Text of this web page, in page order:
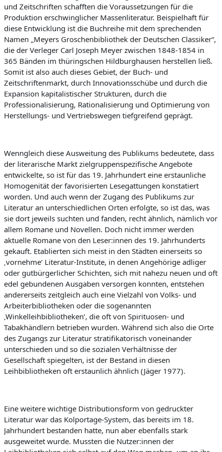
und Zeitschriften schafften die Voraussetzungen für die
Produktion erschwinglicher Massenliteratur. Beispielhaft für
diese Entwicklung ist die Buchreihe mit dem sprechenden
Namen „Meyers Groschenbibliothek der Deutschen Classiker“,
die der Verleger Carl Joseph Meyer zwischen 1848-1854 in
365 Bänden im thüringschen Hildburghausen herstellen ließ.
Somit ist also auch dieses Gebiet, der Buch- und
Zeitschriftenmarkt, durch Innovationsschübe und durch die
Expansion kapitalistischer Strukturen, durch die
Professionalisierung, Rationalisierung und Optimierung von
Herstellungs- und Vertriebswegen tiefgreifend geprägt.
Wenngleich diese Ausweitung des Publikums bedeutete, dass
der literarische Markt zielgruppenspezifische Angebote
entwickelte, so ist für das 19. Jahrhundert eine erstaunliche
Homogenität der favorisierten Lesegattungen konstatiert
worden. Und auch wenn der Zugang des Publikums zur
Literatur an unterschiedlichen Orten erfolgte, so ist das, was
sie dort jeweils suchten und fanden, recht ähnlich, nämlich vor
allem Romane und Novellen. Doch nicht immer werden
aktuelle Romane von den Leser:innen des 19. Jahrhunderts
gekauft. Etablierten sich meist in den Städten einerseits so
‚vornehme‘ Literatur-Institute, in denen Angehörige adliger
oder gutbürgerlicher Schichten, sich mit nahezu neuen und oft
edel gebundenen Ausgaben versorgen konnten, entstehen
andererseits zeitgleich auch eine Vielzahl von Volks- und
Arbeiterbibliotheken oder die sogenannten
‚Winkelleihbibliotheken‘, die oft von Spirituosen- und
Tabakhändlern betrieben wurden. Während sich also die Orte
des Zugangs zur Literatur stratifikatorisch voneinander
unterschieden und so die sozialen Verhältnisse der
Gesellschaft spiegelten, ist der Bestand in diesen
Leihbibliotheken oft erstaunlich ähnlich (Jäger 1977).
Eine weitere wichtige Distributionsform von gedruckter
Literatur war das Kolportage-System, das bereits im 18.
Jahrhundert bestanden hatte, nun aber ebenfalls stark
ausgeweitet wurde. Mussten die Nutzer:innen der